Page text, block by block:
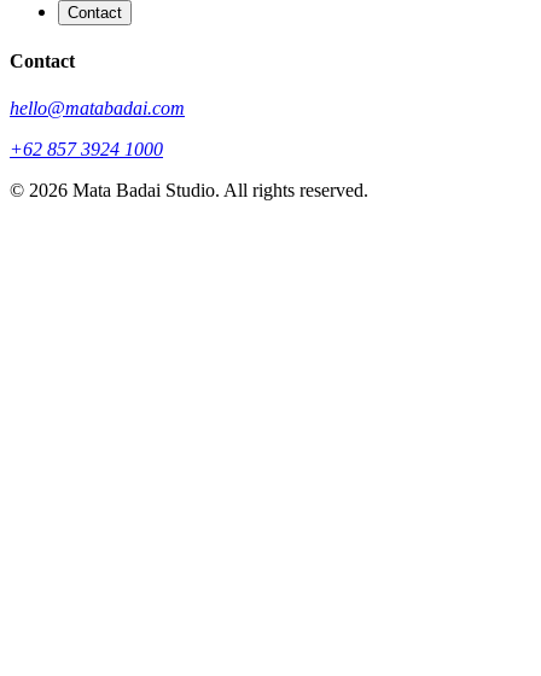
Contact
Contact
hello@matabadai.com
+62 857 3924 1000
© 2026 Mata Badai Studio. All rights reserved.